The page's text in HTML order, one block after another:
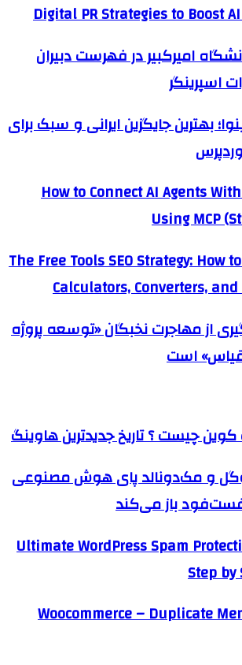
امیرکبیر در فهرست دبیران
اسپرینگر
بهترین جایگزین ایرانی و سبک برای
How to Connect AI Agents
Using MCP
The Free Tools SEO Strategy: How
Calculators, Converters,
از مهاجرت نخبگان «توسعه پروژه
است
چیست ؟ تاریخ جدیدترین هاوینگ
و مک‌دونالد پای هوش مصنوعی
فست‌فود باز می‌کند
Ultimate WordPress Spam
Step by
Woocommerce – Duplicate